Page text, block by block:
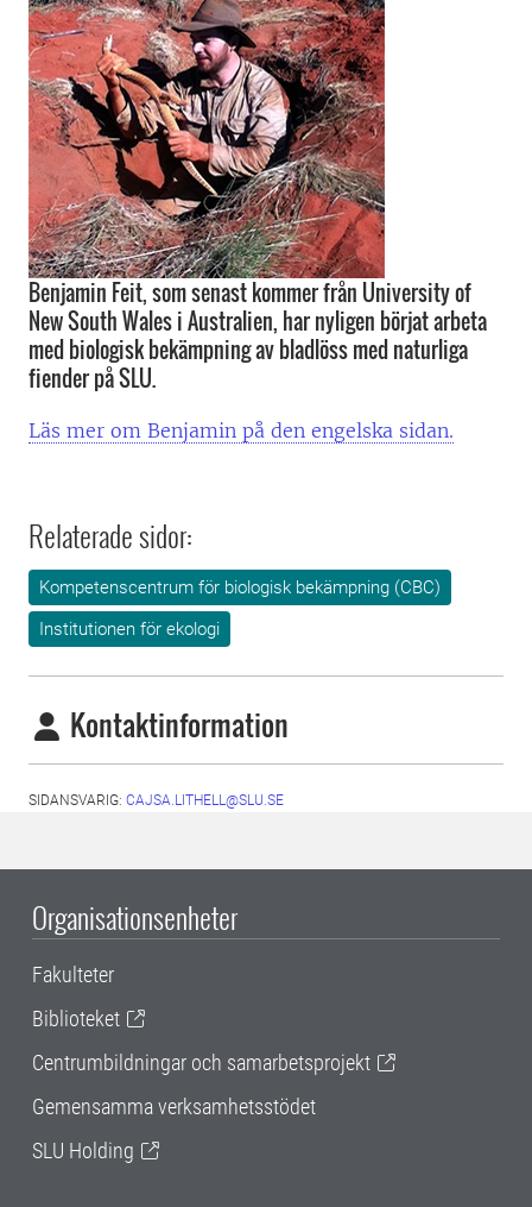
Benjamin Feit, som senast kommer från University of
New South Wales i Australien, har nyligen börjat arbeta
med biologisk bekämpning av bladlöss med naturliga
fiender på SLU.
Läs mer om Benjamin på den engelska sidan.
Relaterade sidor:
Kompetenscentrum för biologisk bekämpning (CBC)
Institutionen för ekologi
Kontaktinformation
SIDANSVARIG: CAJSA.LITHELL@SLU.SE
Organisationsenheter
Fakulteter
Biblioteket
Centrumbildningar och samarbetsprojekt
Gemensamma verksamhetsstödet
SLU Holding